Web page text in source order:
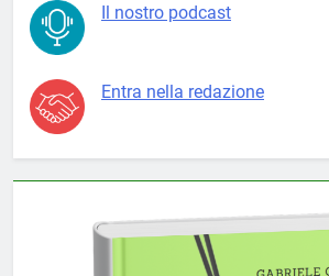
Il nostro podcast
Entra nella redazione